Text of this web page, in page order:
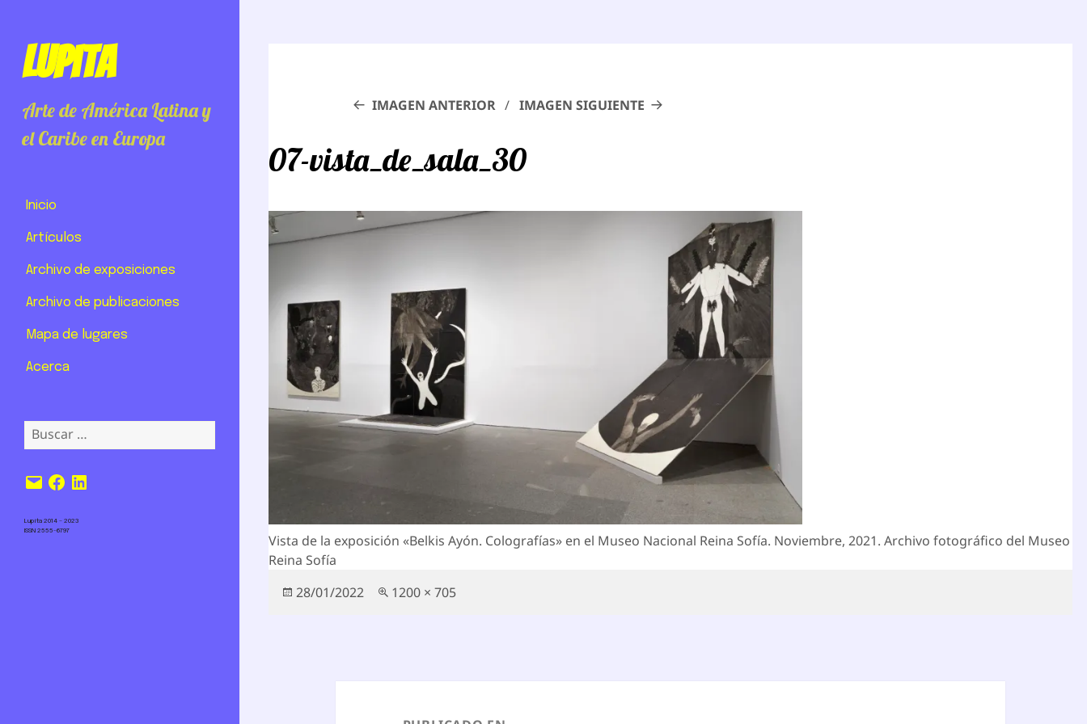
Lupita
Arte de América Latina y
el Caribe en Europa
Inicio
Artículos
Archivo de exposiciones
Archivo de publicaciones
Mapa de lugares
Acerca
Buscar:
Correo
electrónico
Facebook
LinkedIn
Lupita 2014 – 2023
ISSN 2555-6797
IMAGEN ANTERIOR IMAGEN SIGUIENTE
07-vista_de_sala_30
Vista de la exposición «Belkis Ayón. Colografías» en el Museo Nacional Reina Sofía. Noviembre, 2021. Archivo fotográfico del Museo
Reina Sofía
Publicado
28/01/2022
Tamaño
1200 × 705